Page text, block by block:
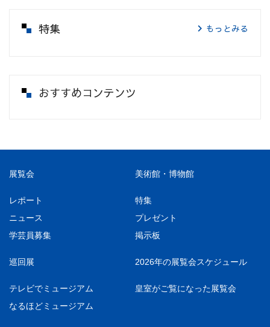
特集 もっとみる
おすすめコンテンツ
展覧会 美術館・博物館
レポート
特集
ニュース
プレゼント
学芸員募集
掲示板
巡回展 2026年の展覧会スケジュール
テレビでミュージアム
皇室がご覧になった展覧会
なるほどミュージアム